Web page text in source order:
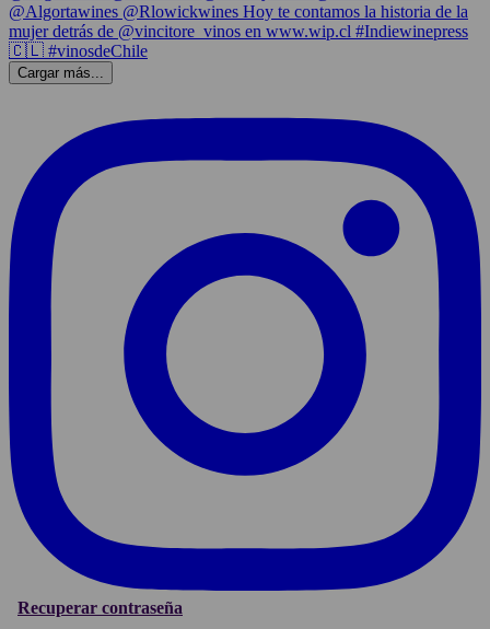
Cargar más...
Recuperar contraseña